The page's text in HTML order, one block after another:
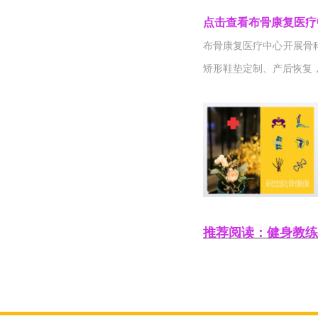
点击查看布骨康复医
布骨康复医疗中心开展骨
矫形鞋垫定制、产后恢复
推荐阅读： 健身教